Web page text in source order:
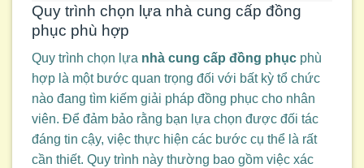
Quy trình chọn lựa nhà cung cấp đồng
phục phù hợp
Quy trình chọn lựa nhà cung cấp đồng phục phù
hợp là một bước quan trọng đối với bất kỳ tổ chức
nào đang tìm kiếm giải pháp đồng phục cho nhân
viên. Để đảm bảo rằng bạn lựa chọn được đối tác
đáng tin cậy, việc thực hiện các bước cụ thể là rất
cần thiết. Quy trình này thường bao gồm việc xác